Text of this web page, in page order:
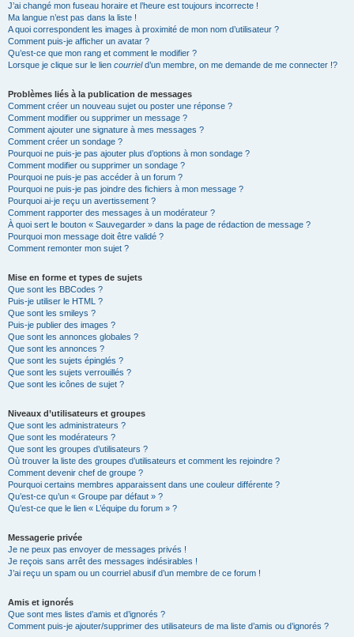
J’ai changé mon fuseau horaire et l’heure est toujours incorrecte !
Ma langue n’est pas dans la liste !
A quoi correspondent les images à proximité de mon nom d’utilisateur ?
Comment puis-je afficher un avatar ?
Qu’est-ce que mon rang et comment le modifier ?
Lorsque je clique sur le lien courrield’un membre, on me demande de me connecter !?
Problèmes liés à la publication de messages
Comment créer un nouveau sujet ou poster une réponse ?
Comment modifier ou supprimer un message ?
Comment ajouter une signature à mes messages ?
Comment créer un sondage ?
Pourquoi ne puis-je pas ajouter plus d’options à mon sondage ?
Comment modifier ou supprimer un sondage ?
Pourquoi ne puis-je pas accéder à un forum ?
Pourquoi ne puis-je pas joindre des fichiers à mon message ?
Pourquoi ai-je reçu un avertissement ?
Comment rapporter des messages à un modérateur ?
À quoi sert le bouton « Sauvegarder » dans la page de rédaction de message ?
Pourquoi mon message doit être validé ?
Comment remonter mon sujet ?
Mise en forme et types de sujets
Que sont les BBCodes ?
Puis-je utiliser le HTML ?
Que sont les smileys ?
Puis-je publier des images ?
Que sont les annonces globales ?
Que sont les annonces ?
Que sont les sujets épinglés ?
Que sont les sujets verrouillés ?
Que sont les icônes de sujet ?
Niveaux d’utilisateurs et groupes
Que sont les administrateurs ?
Que sont les modérateurs ?
Que sont les groupes d’utilisateurs ?
Où trouver la liste des groupes d’utilisateurs et comment les rejoindre ?
Comment devenir chef de groupe ?
Pourquoi certains membres apparaissent dans une couleur différente ?
Qu’est-ce qu’un « Groupe par défaut » ?
Qu’est-ce que le lien « L’équipe du forum » ?
Messagerie privée
Je ne peux pas envoyer de messages privés !
Je reçois sans arrêt des messages indésirables !
J’ai reçu un spam ou un courriel abusif d’un membre de ce forum !
Amis et ignorés
Que sont mes listes d’amis et d’ignorés ?
Comment puis-je ajouter/supprimer des utilisateurs de ma liste d’amis ou d’ignorés ?